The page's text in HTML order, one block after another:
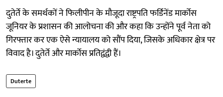
दुतेर्ते के समर्थकों ने फिलीपीन के मौजूदा राष्ट्रपति फर्डिनेंड मार्कोस
जूनियर के प्रशासन की आलोचना की और कहा कि उन्होंने पूर्व नेता को
गिरफ्तार कर एक ऐसे न्यायालय को सौंप दिया, जिसके अधिकार क्षेत्र पर
विवाद है। दुतेर्ते और मार्कोस प्रतिद्वंद्वी हैं।
Duterte